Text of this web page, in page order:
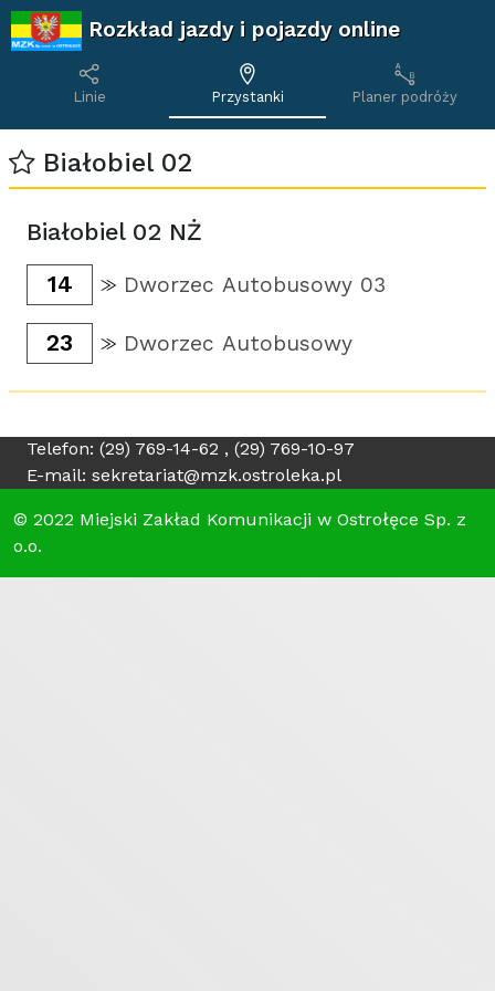
Rozkład jazdy i pojazdy online
Linie Przystanki Planer podróży
Białobiel 02
Białobiel 02 NŻ
14 Dworzec Autobusowy 03
23 Dworzec Autobusowy
Telefon: (29) 769-14-62 , (29) 769-10-97
E-mail: sekretariat@mzk.ostroleka.pl
© 2022 Miejski Zakład Komunikacji w Ostrołęce Sp. z
o.o.